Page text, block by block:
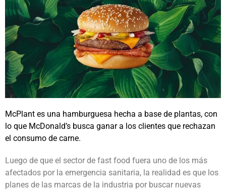
McPlant es una hamburguesa hecha a base de plantas, con
lo que McDonald’s busca ganar a los clientes que rechazan
el consumo de carne.
Luego de que el sector de fast food fuera uno de los más
afectados por la emergencia sanitaria, la realidad es que los
planes de las marcas de la industria por buscar nuevas